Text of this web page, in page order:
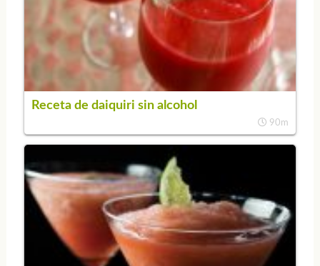
Receta de daiquiri sin alcohol
90m